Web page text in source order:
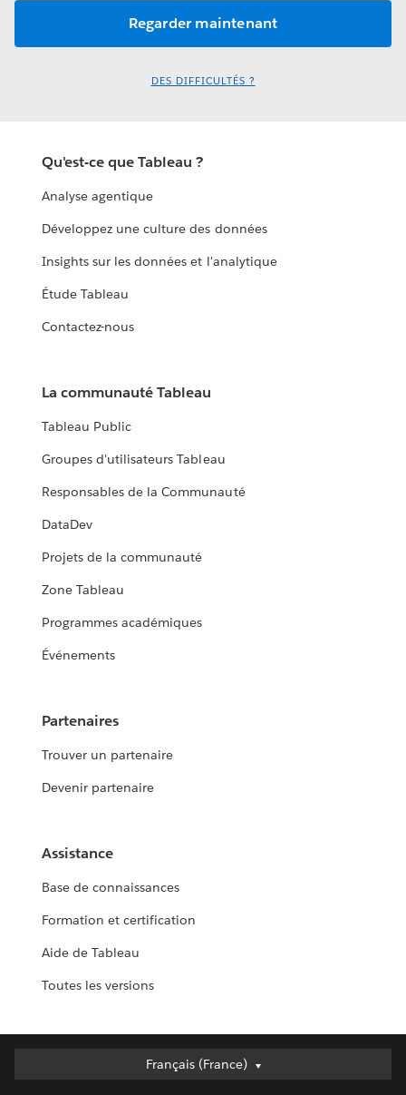
DES DIFFICULTÉS ?
Qu'est-ce que Tableau ?
Analyse agentique
Développez une culture des données
Insights sur les données et l'analytique
Étude Tableau
Contactez-nous
La communauté Tableau
Tableau Public
Groupes d'utilisateurs Tableau
Responsables de la Communauté
DataDev
Projets de la communauté
Zone Tableau
Programmes académiques
Événements
Partenaires
Trouver un partenaire
Devenir partenaire
Assistance
Base de connaissances
Formation et certification
Aide de Tableau
Toutes les versions
Français (France)
Français (France)